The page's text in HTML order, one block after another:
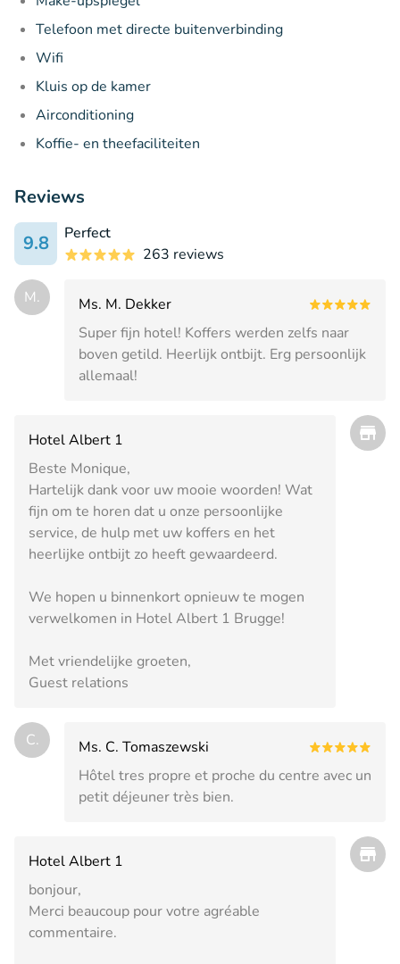
Telefoon met directe buitenverbinding
Wifi
Kluis op de kamer
Airconditioning
Koffie- en theefaciliteiten
Reviews
9.8
Perfect
263 reviews
M.
Ms. M. Dekker
Super fijn hotel! Koffers werden zelfs naar
boven getild. Heerlijk ontbijt. Erg persoonlijk
allemaal!
Hotel Albert 1
Beste Monique,
Hartelijk dank voor uw mooie woorden! Wat
fijn om te horen dat u onze persoonlijke
service, de hulp met uw koffers en het
heerlijke ontbijt zo heeft gewaardeerd.
We hopen u binnenkort opnieuw te mogen
verwelkomen in Hotel Albert 1 Brugge!
Met vriendelijke groeten,
Guest relations
C.
Ms. C. Tomaszewski
Hôtel tres propre et proche du centre avec un
petit déjeuner très bien.
Hotel Albert 1
bonjour,
Merci beaucoup pour votre agréable
commentaire.